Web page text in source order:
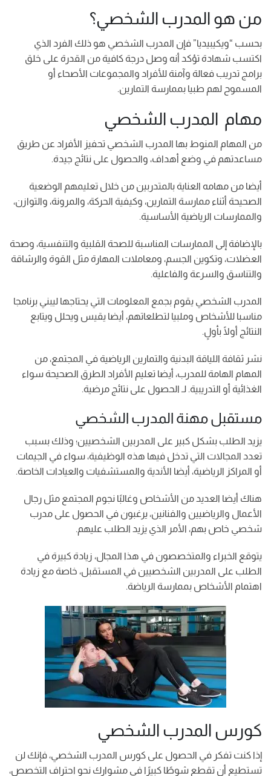
من هو المدرب الشخصي؟
بحسب “ويكيبيديا” فإن المدرب الشخصي هو ذلك الفرد الذي
اكتسب شهادة تؤكد أنه وصل درجة كافية من القدرة على خلق
برامج تدريب فعالة وآمنة للأفراد والمجموعات الأصحاء أو
المسموح لهم طبيا بممارسة التمارين.
مهام المدرب الشخصي
من المهام المنوط بها المدرب الشخصي تحفيز الأفراد عن طريق
مساعدتهم في وضع أهداف، والحصول على نتائج جيدة.
أيضا من مهامه العناية بالمتدربين من خلال تعليمهم الوضعية
الصحيحة أثناء ممارسة التمارين، وكيفية الحركة، والمرونة، والتوازن،
والممارسات الرياضية الأساسية.
بالإضافة إلى الممارسات المناسبة للصحة القلبية والتنفسية، وصحة
العضلات، وتكوين الجسم، ومعاملات المهارة مثل القوة والرشاقة
والتناسق والسرعة والفاعلية.
المدرب الشخصي يقوم بجمع المعلومات التي يحتاجها ليبني برنامجا
مناسبا للأشخاص وملبيا لتطلعاتهم، أيضا يقيس ويحلل ويتابع
النتائج أولًا بأولٍ.
نشر ثقافة اللياقة البدنية والتمارين الرياضية في المجتمع، من
المهام الهامة للمدرب، أيضا تعليم الأفراد الطرق الصحيحة سواء
الغذائية أو التدريبية. لـ الحصول على نتائج مرضية.
مستقبل مهنة المدرب الشخصي
يزيد الطلب بشكل كبير على المدربين الشخصيين؛ وذلك بسبب
تعدد المجالات التي تدخل فيها هذه الوظيفية، سواء في الجيمات
أو المراكز الرياضية، أيضا الأندية والمستشفيات والعيادات الخاصة.
هناك أيضا العديد من الأشخاص وغالبًا نجوم المجتمع مثل رجال
الأعمال والرياضيين والفنانين، يرغبون في الحصول على مدرب
شخصي خاص بهم، الأمر الذي يزيد الطلب عليهم.
يتوقع الخبراء والمتخصصون في هذا المجال، زيادة كبيرة في
الطلب على المدربين الشخصيين في المستقبل، خاصة مع زيادة
اهتمام الأشخاص بممارسة الرياضة.
كورس المدرب الشخصي
إذا كنت تفكر في الحصول على كورس المدرب الشخصي، فإنك لن
تستطيع أن تقطع شوطًا كبيرًا في مشوارك نحو احتراف التخصص،